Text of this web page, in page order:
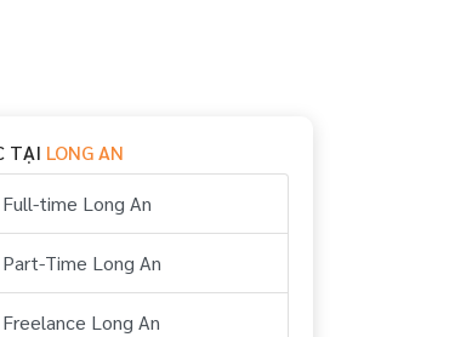
TẠI LONG AN
time Long An
Time Long An
Long An